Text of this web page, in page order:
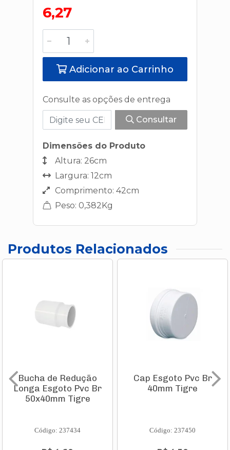
6,27
Adicionar ao Carrinho
Consulte as opções de entrega
Consultar
Dimensões do Produto
Altura: 26cm
Largura: 12cm
Comprimento: 42cm
Peso: 0,382Kg
Produtos Relacionados
Bucha de Redução
Longa Esgoto Pvc Br
50x40mm Tigre
Código: 237434
Cap Esgoto Pvc Br
40mm Tigre
Código: 237450